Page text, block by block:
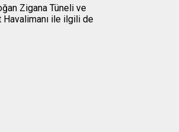
Zigana Tüneli ve
Havalimanı ile ilgili de